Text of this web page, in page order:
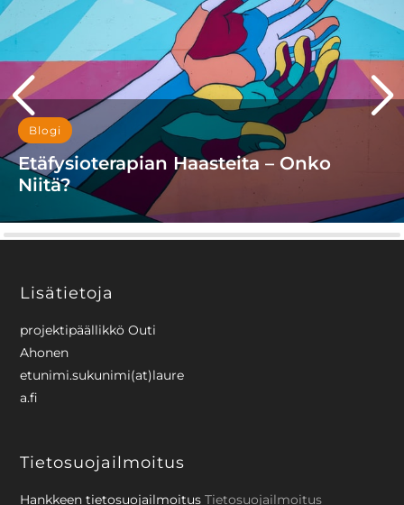
Blogi
Etäfysioterapian Haasteita – Onko
Niitä?
SotePeda 24/7-hankkeen projektityöntekijät Arcada
ammattikorkeakoulusta ovat kirjoittaneet ammattilaisten
Laadukkaan palvelun takaamiseksi tieteellisen
tutkimuksen tulisi ohjata…
LUE LISÄÄ
Lisätietoja
projektipäällikkö Outi
Ahonen
etunimi.sukunimi(at)laure
a.fi
Tietosuojailmoitus
Hankkeen tietosuojailmoitusTietosuojailmoitus